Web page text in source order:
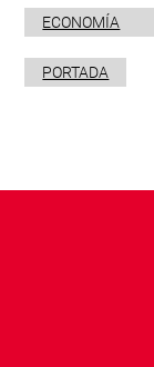
ECONOMÍA
PORTADA